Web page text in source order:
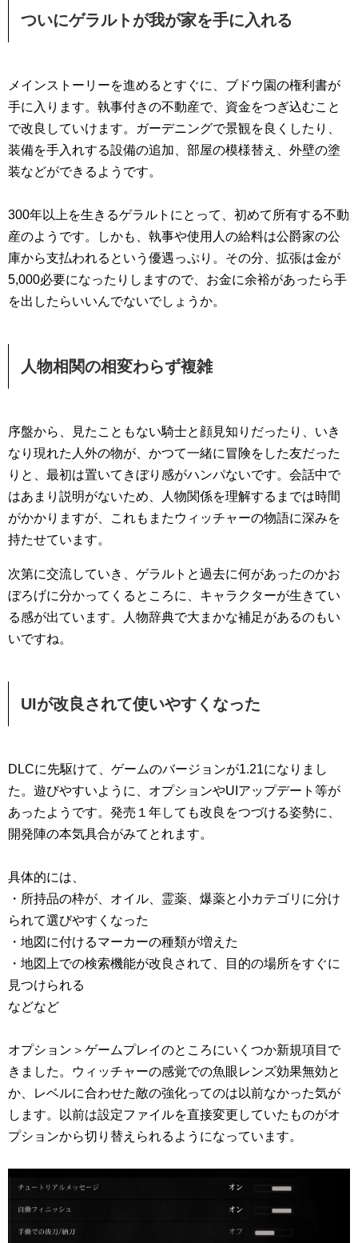
ついにゲラルトが我が家を手に入れる
メインストーリーを進めるとすぐに、ブドウ園の権利書が
手に入ります。執事付きの不動産で、資金をつぎ込むこと
で改良していけます。ガーデニングで景観を良くしたり、
装備を手入れする設備の追加、部屋の模様替え、外壁の塗
装などができるようです。
300年以上を生きるゲラルトにとって、初めて所有する不動
産のようです。しかも、執事や使用人の給料は公爵家の公
庫から支払われるという優遇っぷり。その分、拡張は金が
5,000必要になったりしますので、お金に余裕があったら手
を出したらいいんでないでしょうか。
人物相関の相変わらず複雑
序盤から、見たこともない騎士と顔見知りだったり、いき
なり現れた人外の物が、かつて一緒に冒険をした友だった
りと、最初は置いてきぼり感がハンパないです。会話中で
はあまり説明がないため、人物関係を理解するまでは時間
がかかりますが、これもまたウィッチャーの物語に深みを
持たせています。
次第に交流していき、ゲラルトと過去に何があったのかお
ぼろげに分かってくるところに、キャラクターが生きてい
る感が出ています。人物辞典で大まかな補足があるのもい
いですね。
UIが改良されて使いやすくなった
DLCに先駆けて、ゲームのバージョンが1.21になりまし
た。遊びやすいように、オプションやUIアップデート等が
あったようです。発売１年しても改良をつづける姿勢に、
開発陣の本気具合がみてとれます。
具体的には、
・所持品の枠が、オイル、霊薬、爆薬と小カテゴリに分け
られて選びやすくなった
・地図に付けるマーカーの種類が増えた
・地図上での検索機能が改良されて、目的の場所をすぐに
見つけられる
などなど
オプション＞ゲームプレイのところにいくつか新規項目で
きました。ウィッチャーの感覚での魚眼レンズ効果無効と
か、レベルに合わせた敵の強化ってのは以前なかった気が
します。以前は設定ファイルを直接変更していたものがオ
プションから切り替えられるようになっています。